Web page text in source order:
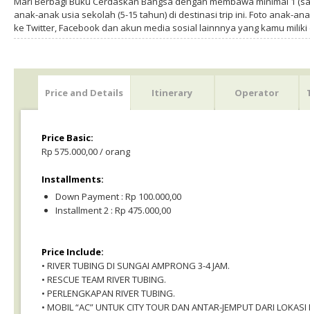
anak-anak usia sekolah (5-15 tahun) di destinasi trip ini. Foto anak-
ke Twitter, Facebook dan akun media sosial lainnnya yang kamu
Price and Details Itinerary Operator
Price Basic:
Rp 575.000,00 / orang
Installments:
Down Payment : Rp 100.000,00
Installment 2 : Rp 475.000,00
Price Include:
• RIVER TUBING DI SUNGAI AMPRONG 3-4 JAM.
• RESCUE TEAM RIVER TUBING.
• PERLENGKAPAN RIVER TUBING.
• MOBIL “AC” UNTUK CITY TOUR DAN ANTAR-JEMPUT DARI